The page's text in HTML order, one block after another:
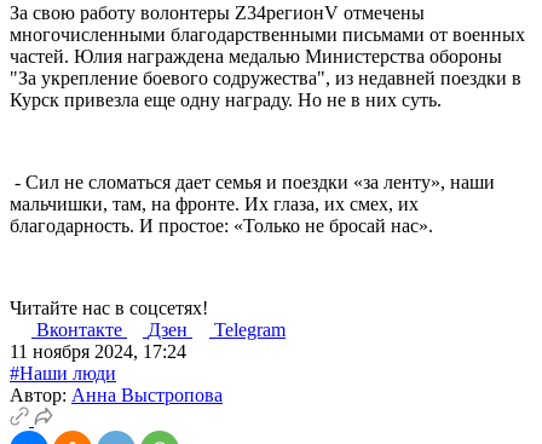
За свою работу волонтеры Z34регионV отмечены
многочисленными благодарственными письмами от военных
частей. Юлия награждена медалью Министерства обороны
"За укрепление боевого содружества", из недавней поездки в
Курск привезла еще одну награду. Но не в них суть.
- Сил не сломаться дает семья и поездки «за ленту», наши
мальчишки, там, на фронте. Их глаза, их смех, их
благодарность. И простое: «Только не бросай нас».
Читайте нас в соцсетях!
Вконтакте
Дзен
Telegram
11 ноября 2024, 17:24
#Наши люди
Автор: Анна Выстропова